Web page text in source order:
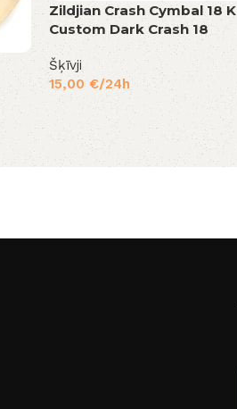
Zildjian Crash Cymbal 18 K
Custom Dark Crash 18
Šķīvji
15,00€/24h